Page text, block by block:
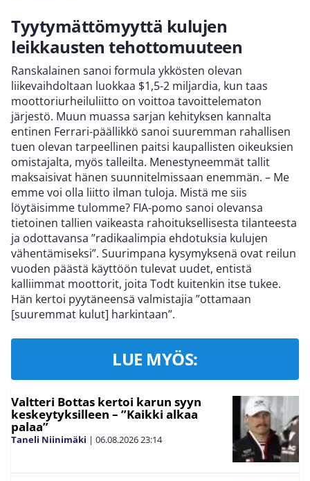
Tyytymättömyyttä kulujen
leikkausten tehottomuuteen
Ranskalainen sanoi formula ykkösten olevan
liikevaihdoltaan luokkaa $1,5-2 miljardia, kun taas
moottoriurheiluliitto on voittoa tavoittelematon
järjestö. Muun muassa sarjan kehityksen kannalta
entinen Ferrari-päällikkö sanoi suuremman rahallisen
tuen olevan tarpeellinen paitsi kaupallisten oikeuksien
omistajalta, myös talleilta. Menestyneemmät tallit
maksaisivat hänen suunnitelmissaan enemmän. – Me
emme voi olla liitto ilman tuloja. Mistä me siis
löytäisimme tulomme? FIA-pomo sanoi olevansa
tietoinen tallien vaikeasta rahoituksellisesta tilanteesta
ja odottavansa ”radikaalimpia ehdotuksia kulujen
vähentämiseksi”. Suurimpana kysymyksenä ovat reilun
vuoden päästä käyttöön tulevat uudet, entistä
kalliimmat moottorit, joita Todt kuitenkin itse tukee.
Hän kertoi pyytäneensä valmistajia ”ottamaan
[suuremmat kulut] harkintaan”.
LUE MYÖS:
Valtteri Bottas kertoi karun syyn
keskeytyksilleen – ”Kaikki alkaa
palaa”
Taneli Niinimäki | 06.08.202623:14